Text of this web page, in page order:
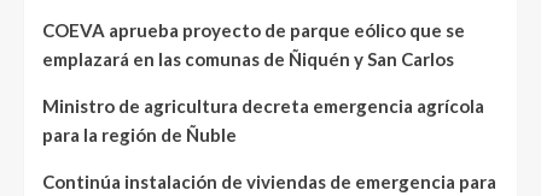
COEVA aprueba proyecto de parque eólico que se
emplazará en las comunas de Ñiquén y San Carlos
Ministro de agricultura decreta emergencia agrícola
para la región de Ñuble
Continúa instalación de viviendas de emergencia para